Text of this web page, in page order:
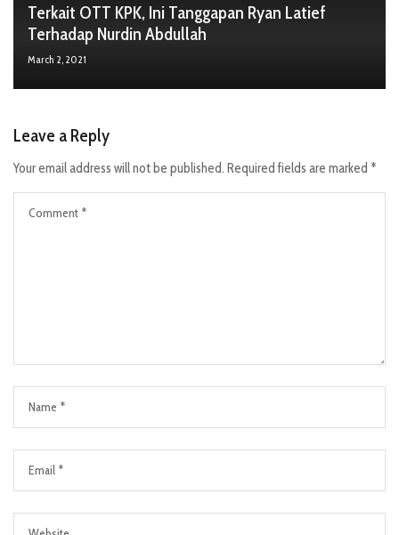
Terkait OTT KPK, Ini Tanggapan Ryan Latief
Terhadap Nurdin Abdullah
March 2, 2021
Leave a Reply
Your email address will not be published. Required fields are marked *